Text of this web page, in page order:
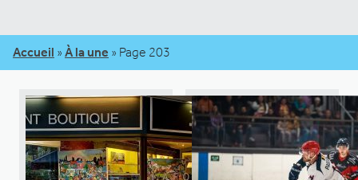
Accueil » À la une » Page 203